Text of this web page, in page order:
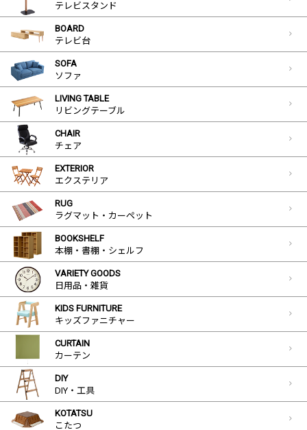
テレビスタンド
BOARD
テレビ台
SOFA
ソファ
LIVING TABLE
リビングテーブル
CHAIR
チェア
EXTERIOR
エクステリア
RUG
ラグマット・カーペット
BOOKSHELF
本棚・書棚・シェルフ
VARIETY GOODS
日用品・雑貨
KIDS FURNITURE
キッズファニチャー
CURTAIN
カーテン
DIY
DIY・工具
KOTATSU
こたつ